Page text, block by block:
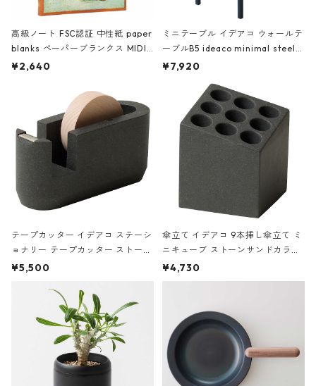
高級ノート FSC認証 中性紙 paper
blanks ペーパーブランクス MIDI
ハードカバー 罫線 ヴァン・ゴッホ
¥2,640
ミニテーブル イデアコ ウォールテ
ーブルB5 ideaco minimal steel f
urniture WALL Table B5 ネイビー
¥7,920
テープカッター イデアコ ステーシ
ョナリー テープカッター ストーン
サンドカラー 石調 ideaco Station
¥5,500
傘立て イデアコ 9本挿し傘立て ミ
ニキューブ ストーンサンドカラー
石調 ideaco Umbrella Stand CUB
E ストーンサンドブラック
¥4,730